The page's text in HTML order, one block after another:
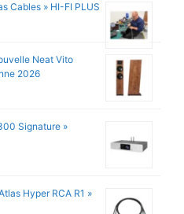
Cables » HI-FI PLUS
Neat Vito
2026
Signature »
Hyper RCA R1 »